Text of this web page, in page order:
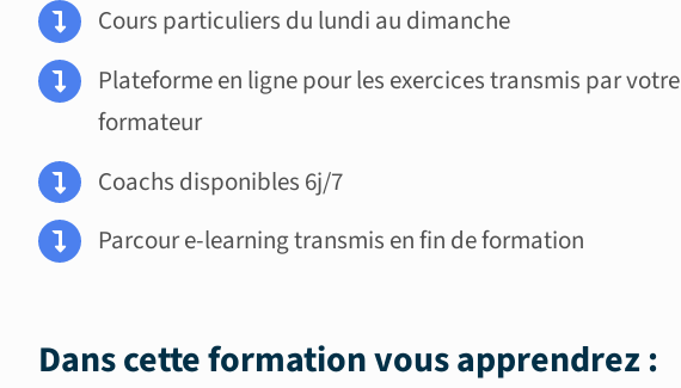
Cours particuliers du lundi au dimanche
Plateforme en ligne pour les exercices transmis par votre
formateur
Coachs disponibles 6j/7
Parcour e-learning transmis en fin de formation
Dans cette formation vous apprendrez :